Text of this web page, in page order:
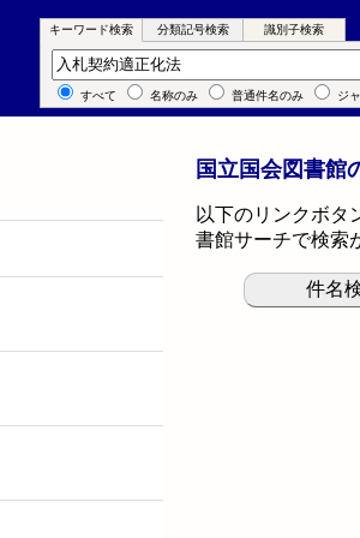
キーワード検索 分類記号検索 識別子検索
キーワード検索
すべて 名称のみ 普通件名のみ ジ
国立国会図書館
以下のリンクボタ
書館サーチで検索
件名